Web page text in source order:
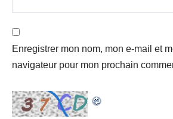
Enregistrer mon nom, mon e-mail et
navigateur pour mon prochain